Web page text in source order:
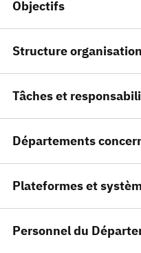
Objectifs
Structure
Tâches et
Départements
Plateformes et
Personnel du